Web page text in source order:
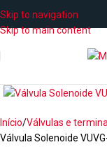
Skip to navigation
Skip to main content
Início Válvulas e
Válvula Solenoide